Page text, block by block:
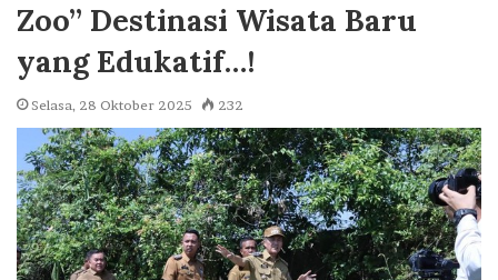
Zoo” Destinasi Wisata Baru
yang Edukatif…!
Selasa, 28 Oktober 2025 232